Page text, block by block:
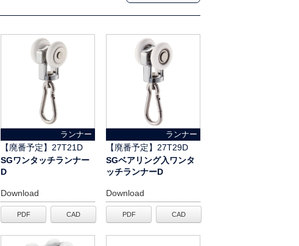
ランナー
【廃番予定】27T21D
SGワンタッチランナー
D
Download
PDF CAD
ランナー
【廃番予定】27T29D
SGベアリング入ワンタ
ッチランナーD
Download
PDF CAD